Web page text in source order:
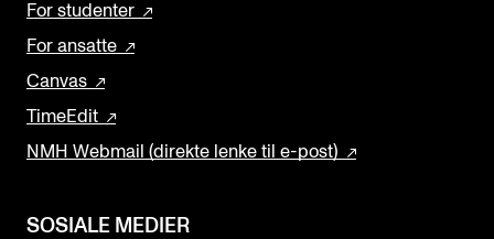
For studenter
For ansatte
Canvas
TimeEdit
NMH Webmail (direkte lenke til e-post)
SOSIALE MEDIER